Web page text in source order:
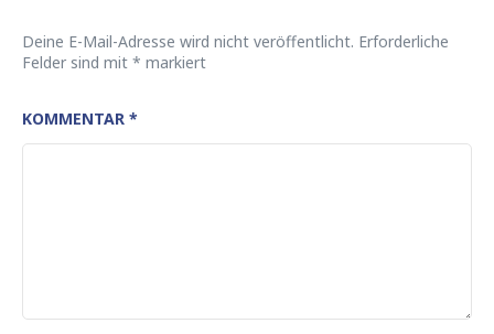
Deine E-Mail-Adresse wird nicht veröffentlicht. Erforderliche
Felder sind mit * markiert
KOMMENTAR *